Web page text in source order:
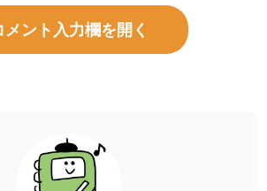
メント入力欄を開く